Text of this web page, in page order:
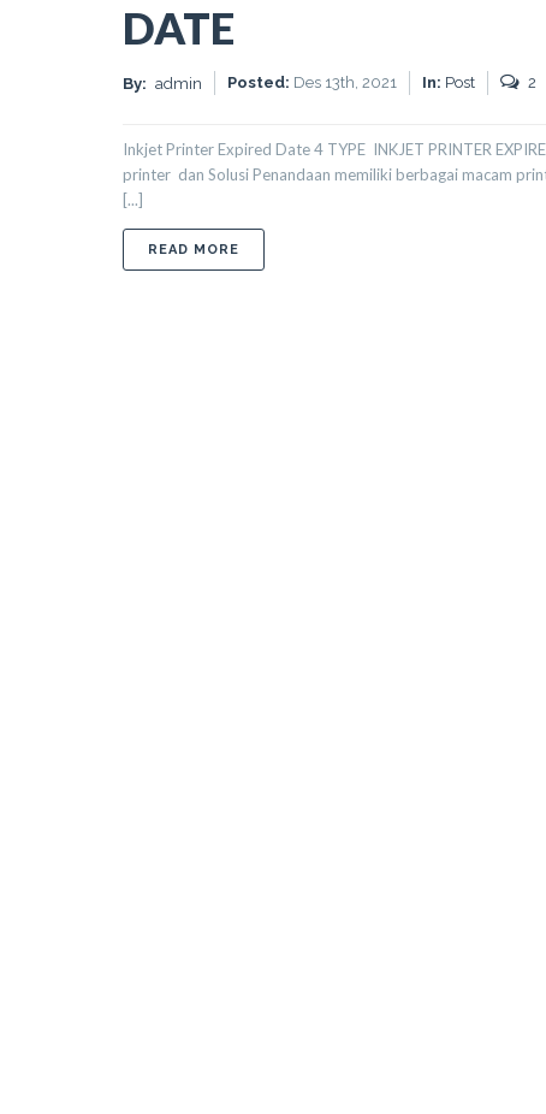
DATE
By: admin Posted: Des 13th, 2021 In: Post 2
Inkjet Printer Expired Date 4 TYPE INKJET PRINTER
printer dan Solusi Penandaan memiliki berbagai macam
[...]
READ MORE